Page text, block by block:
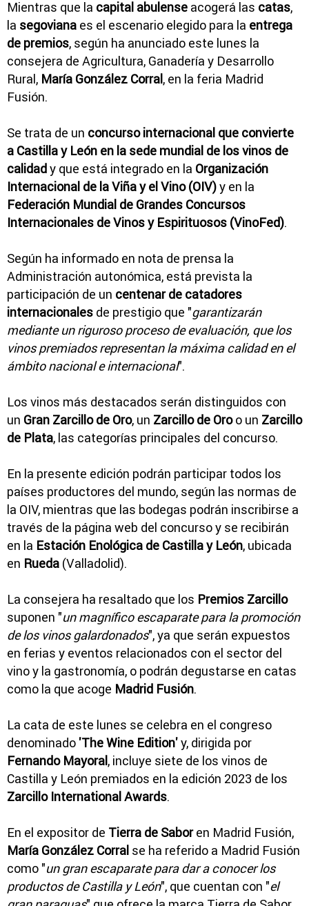
Mientras que la capital abulense acogerá las catas,
la segoviana es el escenario elegido para la entrega
de premios, según ha anunciado este lunes la
consejera de Agricultura, Ganadería y Desarrollo
Rural, María González Corral, en la feria Madrid
Fusión.
Se trata de un concurso internacional que convierte
a Castilla y León en la sede mundial de los vinos de
calidady que está integrado en la Organización
Internacional de la Viña y el Vino (OIV)y en la
Federación Mundial de Grandes Concursos
Internacionales de Vinos y Espirituosos (VinoFed).
Según ha informado en nota de prensa la
Administración autonómica, está prevista la
participación de un centenar de catadores
internacionales de prestigio que "garantizarán
mediante un riguroso proceso de evaluación, que los
vinos premiados representan la máxima calidad en el
ámbito nacional e internacional".
Los vinos más destacados serán distinguidos con
un Gran Zarcillo de Oro, un Zarcillo de Oroo un Zarcillo
de Plata, las categorías principales del concurso.
En la presente edición podrán participar todos los
países productores del mundo, según las normas de
la OIV, mientras que las bodegas podrán inscribirse a
través de la página web del concurso y se recibirán
en la Estación Enológica de Castilla y León, ubicada
en Rueda (Valladolid).
La consejera ha resaltado que los Premios Zarcillo
suponen "un magnífico escaparate para la promoción
de los vinos galardonados", ya que serán expuestos
en ferias y eventos relacionados con el sector del
vino y la gastronomía, o podrán degustarse en catas
como la que acoge Madrid Fusión.
La cata de este lunes se celebra en el congreso
denominado 'The Wine Edition'y, dirigida por
Fernando Mayoral, incluye siete de los vinos de
Castilla y León premiados en la edición 2023 de los
Zarcillo International Awards.
En el expositor de Tierra de Saboren Madrid Fusión,
María González Corral se ha referido a Madrid Fusión
como "un gran escaparate para dar a conocer los
productos de Castilla y León", que cuentan con "el